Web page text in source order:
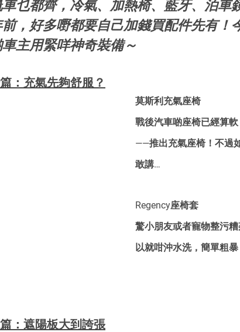
乜都齊，冷氣、加熱椅、藍牙、泊車
，好多嘢都要自己加錢買配件先有！
主用緊咩神奇裝備～
：充氣先夠舒服？
莫斯利充氣座椅
戰後汽車啲座椅已經算
——推出充氣座椅！不過
敢講…
Regency座椅套
驚小朋友或者寵物整污
以就咁沖水洗，簡單粗暴
：遮陽板大到誇張